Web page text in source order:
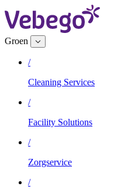
Groen
/
Cleaning Services
/
Facility Solutions
/
Zorgservice
/